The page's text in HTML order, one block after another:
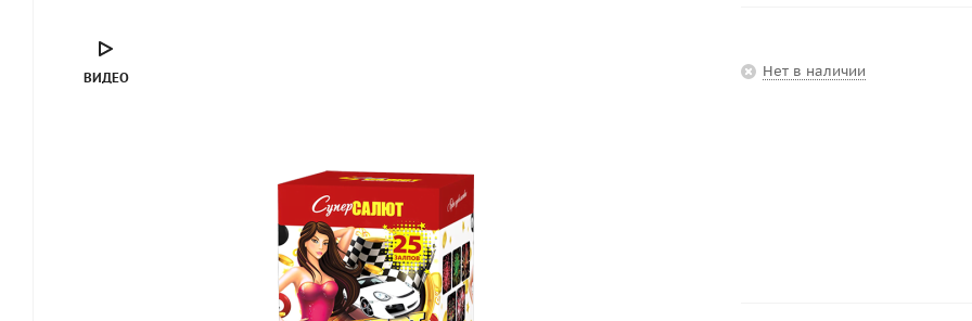
ВИДЕО Нет в наличии